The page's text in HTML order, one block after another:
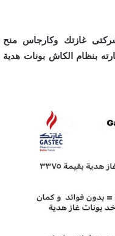
غازتك وكارجاس منح
بنظام الكاش بونات هدية